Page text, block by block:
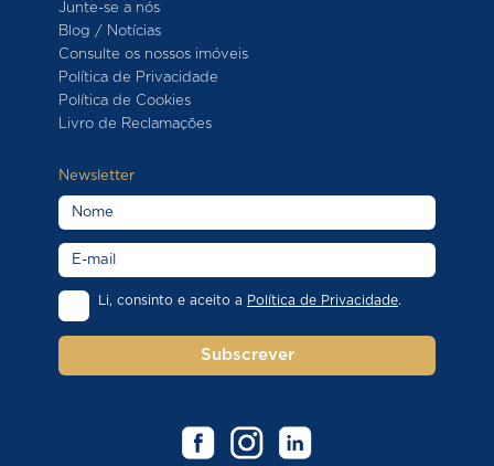
Junte-se a nós
Blog / Notícias
Consulte os nossos imóveis
Política de Privacidade
Política de Cookies
Livro de Reclamações
Newsletter
Li, consinto e aceito a Política de Privacidade.
Subscrever